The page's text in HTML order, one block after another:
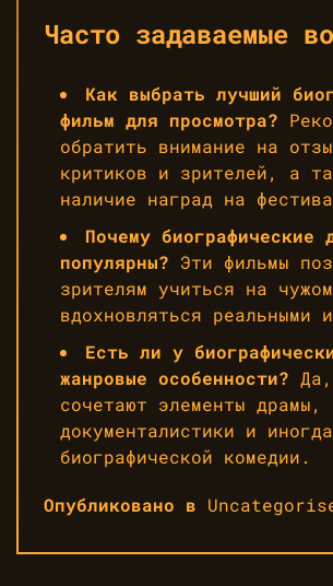
Часто задаваемые
Как выбрать лучший
фильм для просмотра?
обратить внимание на
критиков и зрителей, а
наличие наград на
Почему биографические
популярны? Эти фильмы
зрителям учиться на
вдохновляться реальными
Есть ли у
жанровые особенности?
сочетают элементы драмы,
документалистики и иногда
биографической комедии.
Опубликовано в